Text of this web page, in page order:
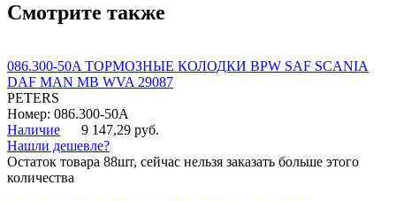
Смотрите также
086.300-50A ТОРМОЗНЫЕ КОЛОДКИ BPW SAF SCANIA
DAF MAN MB WVA 29087
PETERS
Номер: 086.300-50A
Наличие
9 147,29 руб.
Нашли дешевле?
Остаток товара 88шт, сейчас нельзя заказать больше этого
количества